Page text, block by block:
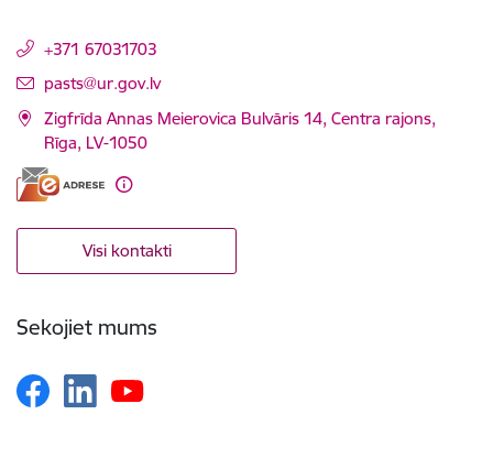
+371 67031703
E-pasts:
pasts@ur.gov.lv
Zigfrīda Annas Meierovica Bulvāris 14, Centra rajons,
Rīga, LV-1050
Visi kontakti
Sekojiet mums